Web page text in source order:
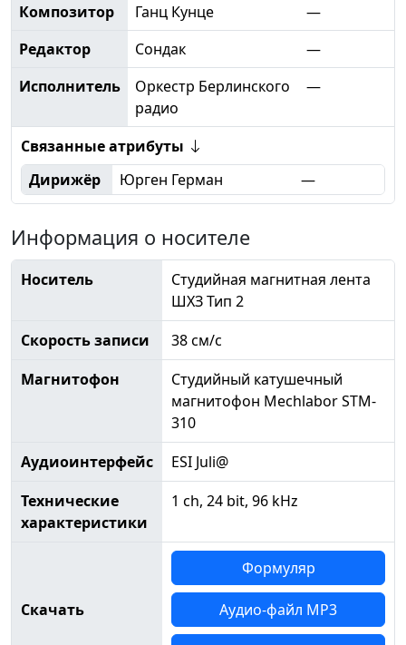
Композитор
Ганц Кунце
—
Редактор
Сондак
—
Исполнитель
Оркестр Берлинского
радио
—
Связанные атрибуты
Дирижёр
Юрген Герман —
Информация о носителе
Носитель
Студийная магнитная лента
ШХЗ Тип 2
Скорость записи
38 см/с
Магнитофон
Студийный катушечный
магнитофон Mechlabor STM-
310
Аудиоинтерфейс
ESI Juli@
Технические
характеристики
1 ch, 24 bit, 96 kHz
Скачать
Формуляр
Аудио-файл MP3